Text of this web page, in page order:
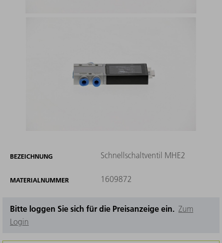
BEZEICHNUNG Schnellschaltventil MHE2
MATERIALNUMMER 1609872
Bitte loggen Sie sich für die Preisanzeige ein. Zum
Login